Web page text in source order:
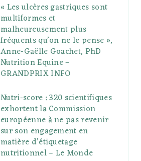
« Les ulcères gastriques sont
multiformes et
malheureusement plus
fréquents qu’on ne le pense »,
Anne-Gaëlle Goachet, PhD
Nutrition Equine –
GRANDPRIX INFO
Nutri-score : 320 scientifiques
exhortent la Commission
européenne à ne pas revenir
sur son engagement en
matière d’étiquetage
nutritionnel – Le Monde